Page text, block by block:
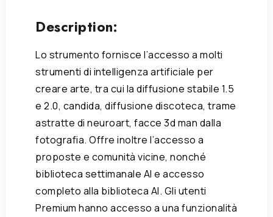
Description:
Lo strumento fornisce l’accesso a molti
strumenti di intelligenza artificiale per
creare arte, tra cui la diffusione stabile 1.5
e 2.0, candida, diffusione discoteca, trame
astratte di neuroart, facce 3d man dalla
fotografia. Offre inoltre l’accesso a
proposte e comunità vicine, nonché
biblioteca settimanale AI e accesso
completo alla biblioteca AI. Gli utenti
Premium hanno accesso a una funzionalità